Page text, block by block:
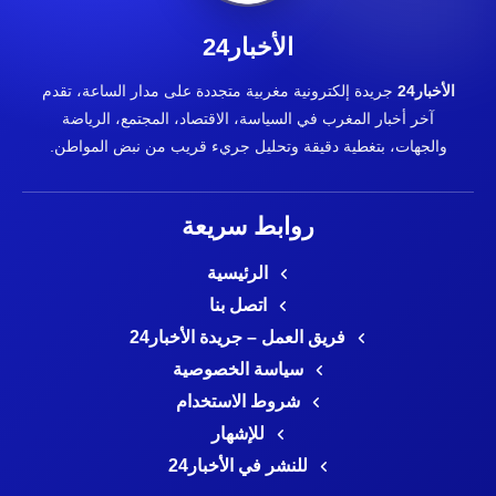
الأخبار24
الأخبار24
جريدة إلكترونية مغربية متجددة على مدار الساعة، تقدم
آخر أخبار المغرب في السياسة، الاقتصاد، المجتمع، الرياضة
والجهات، بتغطية دقيقة وتحليل جريء قريب من نبض المواطن.
روابط سريعة
الرئيسية
اتصل بنا
فريق العمل – جريدة الأخبار24
سياسة الخصوصية
شروط الاستخدام
للإشهار
للنشر في الأخبار24